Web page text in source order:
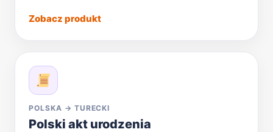
Zobacz produkt
POLSKA → TURECKI
Polski akt urodzenia